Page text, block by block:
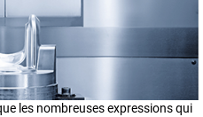
les nombreuses expressions qui